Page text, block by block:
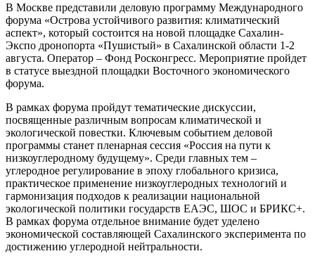
В Москве представили деловую программу Международного
форума «Острова устойчивого развития: климатический
аспект», который состоится на новой площадке Сахалин-
Экспо дронопорта «Пушистый» в Сахалинской области 1-2
августа. Оператор – Фонд Росконгресс. Мероприятие пройдет
в статусе выездной площадки Восточного экономического
форума.
В рамках форума пройдут тематические дискуссии,
посвященные различным вопросам климатической и
экологической повестки. Ключевым событием деловой
программы станет пленарная сессия «Россия на пути к
низкоуглеродному будущему». Среди главных тем –
углеродное регулирование в эпоху глобального кризиса,
практическое применение низкоуглеродных технологий и
гармонизация подходов к реализации национальной
экологической политики государств ЕАЭС, ШОС и БРИКС+.
В рамках форума отдельное внимание будет уделено
экономической составляющей Сахалинского эксперимента по
достижению углеродной нейтральности.